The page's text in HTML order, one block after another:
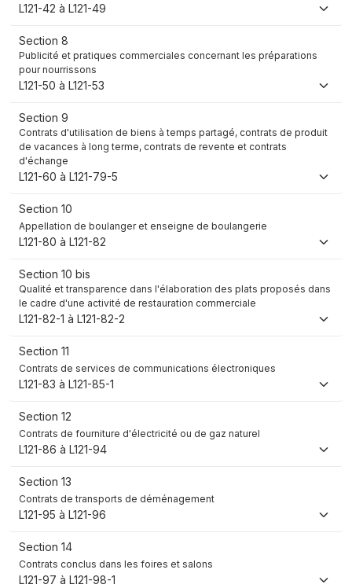
L121-42 à L121-49
Section 8
Publicité et pratiques commerciales concernant les préparations
pour nourrissons
L121-50 à L121-53
Section 9
Contrats d'utilisation de biens à temps partagé, contrats de produit
de vacances à long terme, contrats de revente et contrats
d'échange
L121-60 à L121-79-5
Section 10
Appellation de boulanger et enseigne de boulangerie
L121-80 à L121-82
Section 10 bis
Qualité et transparence dans l'élaboration des plats proposés dans
le cadre d'une activité de restauration commerciale
L121-82-1 à L121-82-2
Section 11
Contrats de services de communications électroniques
L121-83 à L121-85-1
Section 12
Contrats de fourniture d'électricité ou de gaz naturel
L121-86 à L121-94
Section 13
Contrats de transports de déménagement
L121-95 à L121-96
Section 14
Contrats conclus dans les foires et salons
L121-97 à L121-98-1